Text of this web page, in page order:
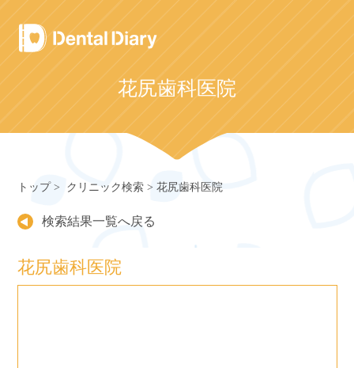
Skip
to
content
花尻歯科医院
トップ クリニック検索 花尻歯科医院
検索結果一覧へ戻る
花尻歯科医院